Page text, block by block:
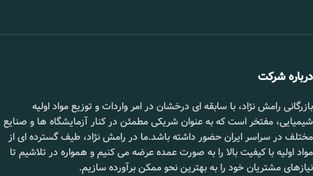
درباره شرکت
بازرگانی رامش نژاد، با سابقه ای درخشان در امر واردات و توزیع مواد اولیه
شیمیایی، مفتخر است که به عنوان شریکی مطمئن در کنار آزمایشگاه ها و صنایع
مختلف در سراسر ایران حضور داشته باشد.ما در رامش نژاد، طیف گسترده ای از
مواد اولیه با کیفیت بالا را به صورت عمده عرضه می کنیم و همواره در تلاشیم تا
نیازهای مشتریان خود را به بهترین نحو ممکن برآورده سازیم.